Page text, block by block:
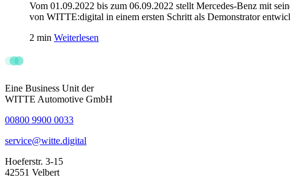
Vom 01.09.2022 bis zum 06.09.2022 stellt Mercedes-Benz mit
von WITTE:digital in einem ersten Schritt als Demonstrator
2 min Weiterlesen
Eine Business Unit der
WITTE Automotive GmbH
00800 9900 0033
service@witte.digital
Hoeferstr. 3-15
42551 Velbert